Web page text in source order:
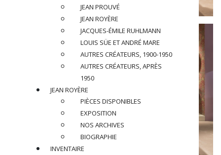
JEAN PROUVÉ
JEAN ROYÈRE
JACQUES-ÉMILE RUHLMANN
LOUIS SÜE ET ANDRÉ MARE
AUTRES CRÉATEURS, 1900-1950
AUTRES CRÉATEURS, APRÈS
1950
JEAN ROYÈRE
PIÈCES DISPONIBLES
EXPOSITION
NOS ARCHIVES
BIOGRAPHIE
INVENTAIRE